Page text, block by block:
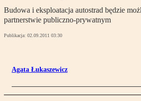
Budowa i eksploatacja autostrad będzie
partnerstwie publiczno-prywatnym
Publikacja: 02.09.2011 03:30
Agata Łukaszewicz